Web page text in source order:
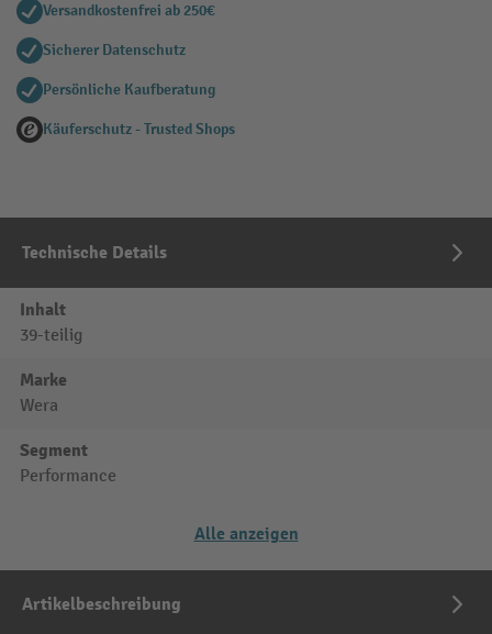
Versandkostenfrei ab 250€
Sicherer Datenschutz
Persönliche Kaufberatung
Käuferschutz - Trusted Shops
Technische Details
Inhalt
39-teilig
Marke
Wera
Segment
Performance
Alle anzeigen
Artikelbeschreibung